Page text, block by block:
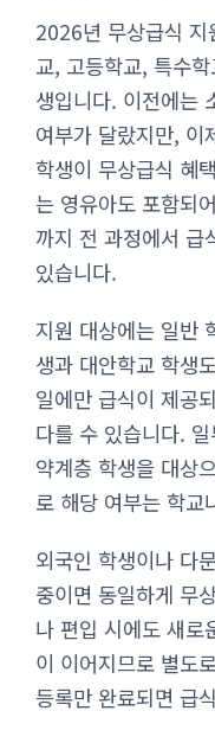
2026년 무상급식 지
교, 고등학교, 특수
생입니다. 이전에는
여부가 달랐지만, 이
학생이 무상급식 혜
는 영유아도 포함되
까지 전 과정에서 급
있습니다.
지원 대상에는 일반
생과 대안학교 학생
일에만 급식이 제공
다를 수 있습니다.
약계층 학생을 대상
로 해당 여부는 학교
외국인 학생이나 다
중이면 동일하게 무
나 편입 시에도 새로
이 이어지므로 별도
등록만 완료되면 급